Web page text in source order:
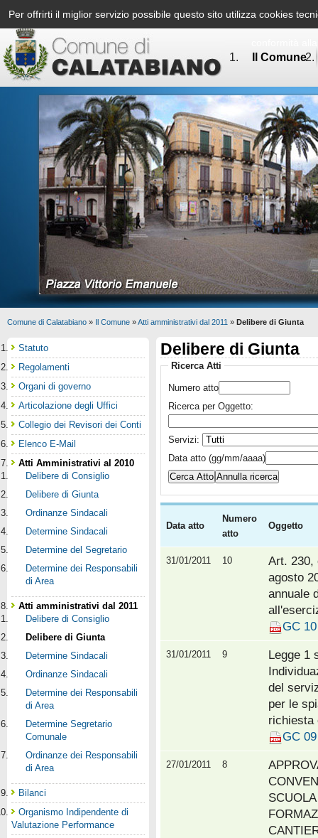
Per offrirti il miglior servizio possibile questo sito utilizza cookies
Il Comune
Comune di Calatabiano » Il Comune »Atti amministrativi dal 2011 » Delibere di Giunta
Delibere di Giunta
Ricerca Atti
Numero atto
Ricerca per Oggetto:
Servizi:
Data atto (gg/mm/aaaa)
Data atto
Numero
atto
Oggetto
31/01/2011 10
Art. 230,
agosto
annuale
GC
31/01/2011 9
Legge 1
del
per le
richiesta
GC
27/01/2011 8
Statuto
Regolamenti
Organi di governo
Articolazione degli Uffici
Collegio dei Revisori dei Conti
Elenco E-Mail
Atti Amministrativi al 2010
Delibere di Consiglio
Delibere di Giunta
Ordinanze Sindacali
Determine Sindacali
Determine del Segretario
Determine dei Responsabili
di Area
Atti amministrativi dal 2011
Delibere di Consiglio
Delibere di Giunta
Determine Sindacali
Ordinanze Sindacali
Determine dei Responsabili
di Area
Determine Segretario
Comunale
Ordinanze dei Responsabili
di Area
Bilanci
Organismo Indipendente di
Valutazione Performance